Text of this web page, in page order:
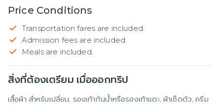
Price Conditions
Transportation fares are included.
Admission fees are included.
Meals are included.
สิ่งที่ต้องเตรียม เมื่อออกทริป
เสื้อผ้า สำหรับเปลี่ยน, รองเท้ากันน้ำหรือรองเท้าแตะ, ผ้าเช็ดตัว, ครีม